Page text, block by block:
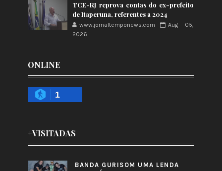
TCE-RJ reprova contas do ex-prefeito
de Itaperuna, referentes a 2024
www.jornaltemponews.com
Aug 05,
2026
ONLINE
1
+VISITADAS
BANDA GURISOM UMA LENDA